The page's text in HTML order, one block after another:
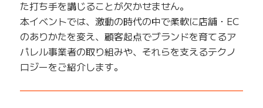
た打ち手を講じることが欠かせません。
本イベントでは、激動の時代の中で柔軟に店舗・EC
のありかたを変え、顧客起点でブランドを育てるア
パレル事業者の取り組みや、それらを支えるテクノ
ロジーをご紹介します。